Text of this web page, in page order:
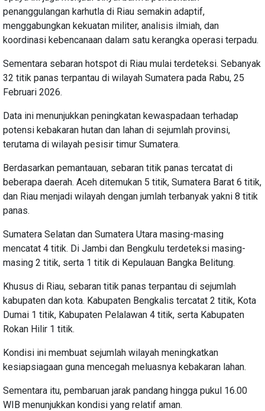
penanggulangan karhutla di Riau semakin adaptif,
menggabungkan kekuatan militer, analisis ilmiah, dan
koordinasi kebencanaan dalam satu kerangka operasi terpadu.
Sementara sebaran hotspot di Riau mulai terdeteksi. Sebanyak
32 titik panas terpantau di wilayah Sumatera pada Rabu, 25
Februari 2026.
Data ini menunjukkan peningkatan kewaspadaan terhadap
potensi kebakaran hutan dan lahan di sejumlah provinsi,
terutama di wilayah pesisir timur Sumatera.
Berdasarkan pemantauan, sebaran titik panas tercatat di
beberapa daerah. Aceh ditemukan 5 titik, Sumatera Barat 6 titik,
dan Riau menjadi wilayah dengan jumlah terbanyak yakni 8 titik
panas.
Sumatera Selatan dan Sumatera Utara masing-masing
mencatat 4 titik. Di Jambi dan Bengkulu terdeteksi masing-
masing 2 titik, serta 1 titik di Kepulauan Bangka Belitung.
Khusus di Riau, sebaran titik panas terpantau di sejumlah
kabupaten dan kota. Kabupaten Bengkalis tercatat 2 titik, Kota
Dumai 1 titik, Kabupaten Pelalawan 4 titik, serta Kabupaten
Rokan Hilir 1 titik.
Kondisi ini membuat sejumlah wilayah meningkatkan
kesiapsiagaan guna mencegah meluasnya kebakaran lahan.
Sementara itu, pembaruan jarak pandang hingga pukul 16.00
WIB menunjukkan kondisi yang relatif aman.